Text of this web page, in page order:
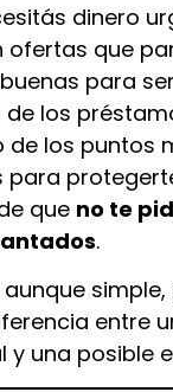
dinero
ofertas que
para
de los
de los puntos
para
que no te
.
aunque
entre
y una posible